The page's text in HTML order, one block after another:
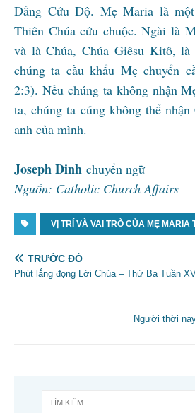
Đấng Cứu Độ. Mẹ Maria là
Thiên Chúa cứu chuộc. Ngài là
và là Chúa, Chúa Giêsu Kitô,
chúng ta cầu khẩu Mẹ chuyển
2:3). Nếu chúng ta không nhận
ta, chúng ta cũng không thể
anh của mình.
Joseph Đinh chuyển ngữ
Nguồn: Catholic Church Affairs
VỊ TRÍ VÀ VAI TRÒ CỦA MẸ MARIA
TRƯỚC ĐÓ
Phút lắng đọng Lời Chúa – Thứ Ba Tuần
Người thời